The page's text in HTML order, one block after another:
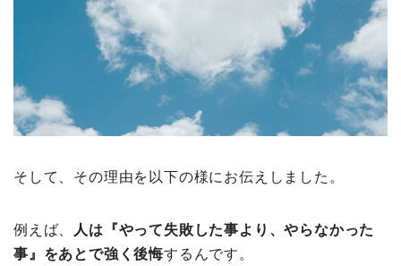
そして、その理由を以下の様にお伝えしました。
例えば、
人は『やって失敗した事より、やらなかった
事』をあとで強く後悔するんです。